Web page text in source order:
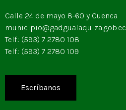
Calle 24 de mayo 8-60 y Cuenca
municipio@gadgualaquiza.gob.ec
Telf.: (593) 7 2780 108
Telf.: (593) 7 2780 109
Escríbanos